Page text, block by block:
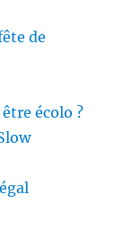
de
écolo ?